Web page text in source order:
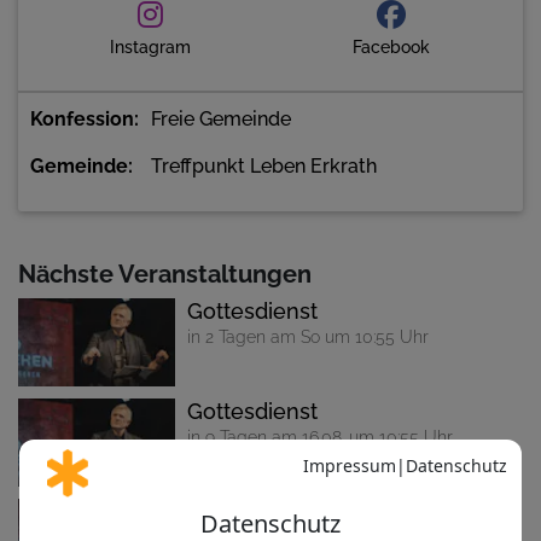
Sei willkommen und mach dir selbst ein Bild!
https://treffpunkt-leben.com/
Instagram Facebook
Konfession Freie Gemeinde
Gemeinde Treffpunkt Leben Erkrath
Nächste Veranstaltungen
Gottesdienst
in 2 Tagen am So um 10:55 Uhr
Gottesdienst
in 9 Tagen am 16.08. um 10:55 Uhr
Gottesdienst